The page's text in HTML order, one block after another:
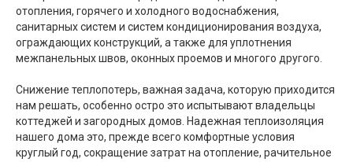
отопления, горячего и холодного водоснабжения,
санитарных систем и систем кондиционирования воздуха,
ограждающих конструкций, а также для уплотнения
межпанельных швов, оконных проемов и многого другого.
Снижение теплопотерь, важная задача, которую приходится
нам решать, особенно остро это испытывают владельцы
коттеджей и загородных домов. Надежная теплоизоляция
нашего дома это, прежде всего комфортные условия
круглый год, сокращение затрат на отопление, рачительное